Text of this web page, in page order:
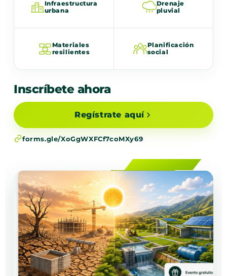
Infraestructura
urbana
Drenaje
pluvial
Materiales
resilientes
Planificación
social
Inscríbete ahora
Regístrate aquí
forms.gle/XoGgWXFCf7coMXy69